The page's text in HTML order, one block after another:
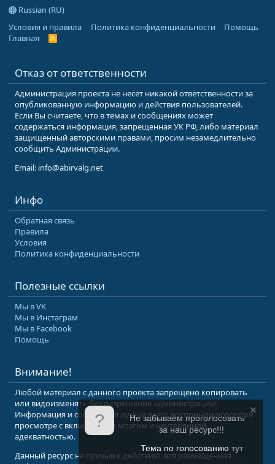
Russian (RU)
Условия и правила
Политика конфиденциальности
Помощь
Главная
R
Отказ от ответственности
Администрация проекта не несет никакой ответственности за
опубликованную информацию и действия пользователей.
Если Вы считаете, что в темах и сообщениях может
содержаться информация, запрещенная УК РФ, либо материал
защищенный авторскими правами, просим незамедлительно
сообщить Администрации.
Email: info@abirvalg.net
Инфо
Обратная связь
Правила
Условия
Политика конфиденциальности
Полезные ссылки
Мы в VK
Мы в Инстаграм
Мы в Facebook
Помощь
Внимание!
Любой материал с данного проекта запрещено копировать
или видоизменять без разрешения администрации!
Информация и сообщения лучше всего воспринимаются при
просмотре с включенным мозгом и неутерянной
адекватностью.
Данный ресурс не призыв к действию, вся размещенная
Не забываем проголосовать
за наш ресурс!!!
Тема по голосованию тут